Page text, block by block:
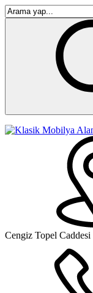
Cengiz Topel